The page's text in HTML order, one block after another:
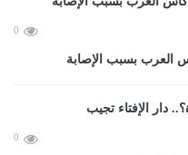
0
بسبب الإصابة
0